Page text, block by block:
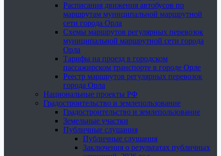
Расписания движения автобусов по
маршрутам муниципальной маршрутной
сети города Орла
Схемы маршрутов регулярных перевозок
муниципальной маршрутной сети города
Орла
Тарифы на проезд в городском
пассажирском транспорте в городе Орле
Реестр маршрутов регулярных перевозок
города Орла
Национальные проекты РФ
Градостроительство и землепользование
Градостроительство и землепользование
Земельные участки
Публичные слушания
Публичные слушания
Заключения о результатах публичных